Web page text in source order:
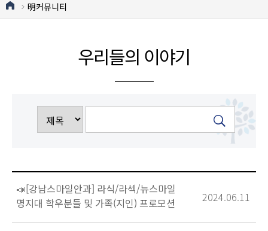
明커뮤니티
우리들의 이야기
📣[강남스마일안과] 라식/라섹/뉴스마일
명지대 학우분들 및 가족(지인) 프로모션
2024.06.11